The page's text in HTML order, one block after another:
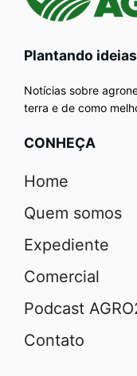
Plantando
Notícias sobre
terra e de como
CONHEÇA
Home
Quem somos
Expediente
Comercial
Podcast
Contato